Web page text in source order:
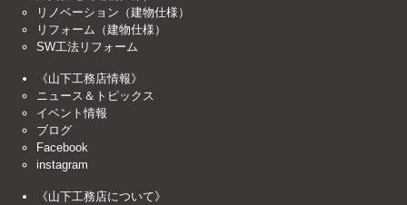
リノベーション（建物仕様）
リフォーム（建物仕様）
SW工法リフォーム
《山下工務店情報》
ニュース＆トピックス
イベント情報
ブログ
Facebook
instagram
《山下工務店について》